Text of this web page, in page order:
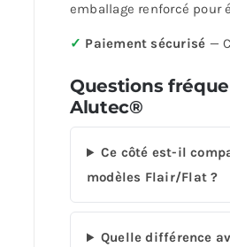
emballage renforcé pour
✓ Paiement sécurisé —
Questions
Alutec®
Ce côté est-il
modèles Flair/Flat ?
Quelle différence